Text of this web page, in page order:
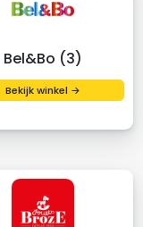
Bel&Bo (3)
Bekijk winkel →